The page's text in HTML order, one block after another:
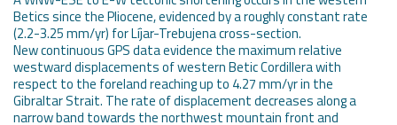
Betics since the Pliocene, evidenced by a roughly constant rate
(2.2-3.25 mm/yr) for Líjar-Trebujena cross-section.
New continuous GPS data evidence the maximum relative
westward displacements of western Betic Cordillera with
respect to the foreland reaching up to 4.27 mm/yr in the
Gibraltar Strait. The rate of displacement decreases along a
narrow band towards the northwest mountain front and